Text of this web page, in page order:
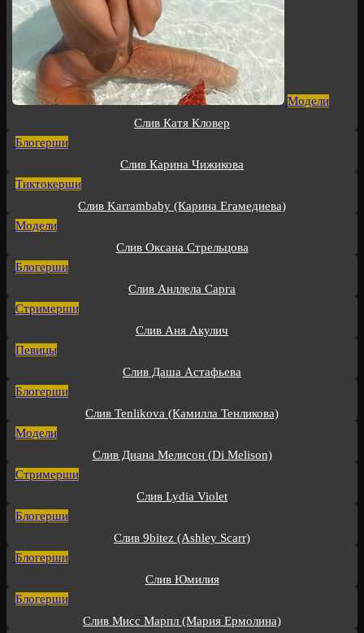
Модели
Слив Катя Кловер
Блогерши
Слив Карина Чижикова
Тиктокерши
Слив Karrambaby (Карина Егамедиева)
Модели
Слив Оксана Стрельцова
Блогерши
Слив Анллела Сарга
Стримерши
Слив Аня Акулич
Певицы
Слив Даша Астафьева
Блогерши
Слив Tenlikova (Камилла Тенликова)
Модели
Слив Диана Мелисон (Di Melison)
Стримерши
Слив Lydia Violet
Блогерши
Слив 9bitez (Ashley Scarr)
Блогерши
Слив Юмилия
Блогерши
Слив Мисс Марпл (Мария Ермолина)